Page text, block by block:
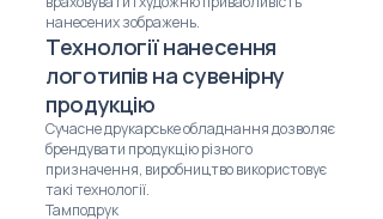
нанесених зображень.
Технології нанесення
логотипів на сувенірну
продукцію
Сучасне друкарське обладнання дозволяє
брендувати продукцію різного
призначення, виробництво використовує
такі технології.
Тамподрук